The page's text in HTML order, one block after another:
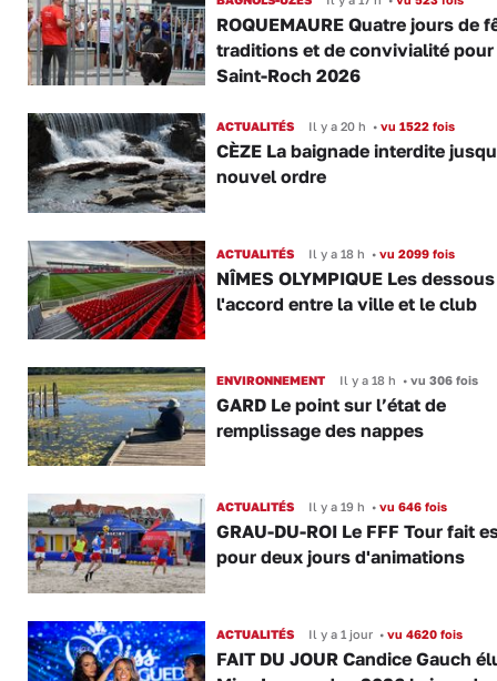
ROQUEMAURE Quatre jours de
traditions et de convivialité pour
Saint-Roch 2026
ACTUALITÉS Il y a 20 h •vu 1522 fois
CÈZE La baignade interdite
nouvel ordre
ACTUALITÉS Il y a 18 h •vu 2099 fois
NÎMES OLYMPIQUE Les
l'accord entre la ville et le club
ENVIRONNEMENT Il y a 18 h •vu 306 fois
GARD Le point sur l’état de
remplissage des nappes
ACTUALITÉS Il y a 19 h •vu 646 fois
GRAU-DU-ROI Le FFF Tour fait
pour deux jours d'animations
ACTUALITÉS Il y a 1 jour •vu 4620 fois
FAIT DU JOUR Candice Gauch